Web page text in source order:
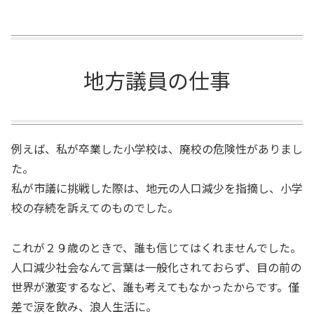
地方議員の仕事
例えば、私が卒業した小学校は、廃校の危険性がありまし
た。
私が市議に挑戦した際は、地元の人口減少を指摘し、小学
校の存続を訴えてのものでした。
これが２９歳のときで、誰も信じてはくれませんでした。
人口減少社会なんて言葉は一般化されておらず、目の前の
世界が激変するなど、誰も考えてもなかったからです。僅
差で涙を飲み、浪人生活に。